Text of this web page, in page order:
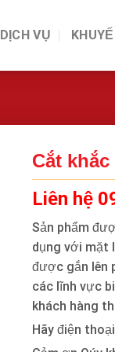
DỊCH VỤ
Cắt khắc
Liên hệ
Sản phẩm
dụng với mặt
được gắn lên
các lĩnh vực
khách hàng
Hãy điện